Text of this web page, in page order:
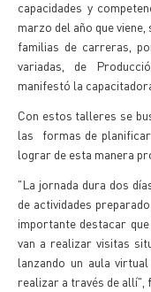
capacidades y
marzo del año que
familias de carreras,
variadas, de
manifestó la
Con estos talleres se
las formas de
lograr de esta manera
"La jornada dura dos
de actividades
importante destacar
van a realizar visitas
lanzando un aula
realizar a través de allí",